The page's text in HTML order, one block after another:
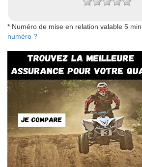
* Numéro de mise en relation valable 5
numéro ?